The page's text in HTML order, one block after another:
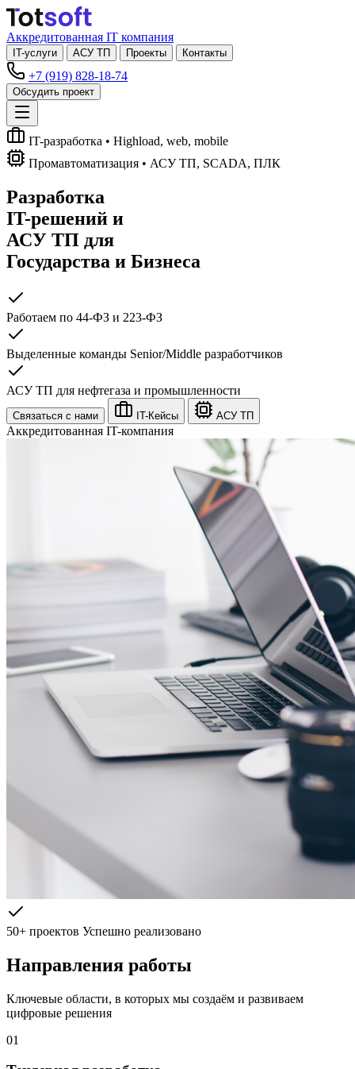
Аккредитованная IT компания
IT-услуги АСУ ТП Проекты Контакты
+7 (919) 828-18-74
Обсудить проект
IT-разработка • Highload, web, mobile
Промавтоматизация • АСУ ТП, SCADA, ПЛК
Разработка
IT-решений и
АСУ ТП для
Государства и Бизнеса
Работаем по 44-ФЗ и 223-ФЗ
Выделенные команды Senior/Middle разработчиков
АСУ ТП для нефтегаза и промышленности
Связаться с нами IT-Кейсы АСУ ТП
Аккредитованная IT-компания
50+ проектов Успешно реализовано
Направления работы
Ключевые области, в которых мы создаём и развиваем
цифровые решения
01